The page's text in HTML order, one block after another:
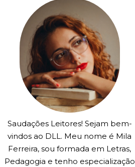
Saudações Leitores! Sejam bem-
vindos ao DLL. Meu nome é Mila
Ferreira, sou formada em Letras,
Pedagogia e tenho especialização